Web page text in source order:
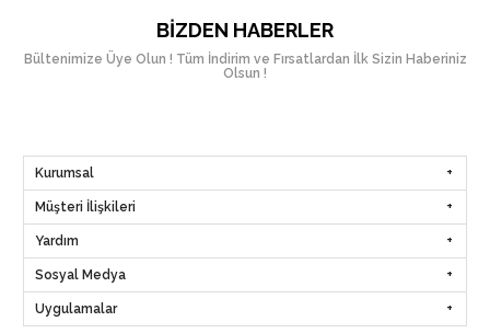
BIZDEN HABERLER
Bültenimize Üye Olun ! Tüm İndirim ve Fırsatlardan İlk Sizin Haberiniz
Olsun !
Kurumsal
Müşteri İlişkileri
Yardım
Sosyal Medya
Uygulamalar